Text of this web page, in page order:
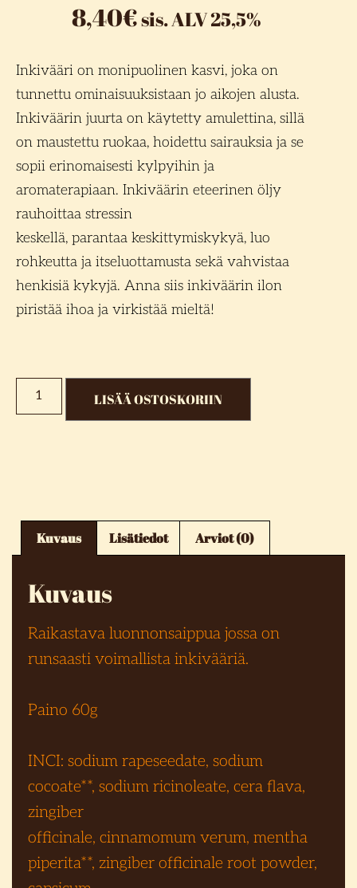
8,40€sis. ALV 25,5%
Inkivääri on monipuolinen kasvi, joka on
tunnettu ominaisuuksistaan jo aikojen alusta.
Inkiväärin juurta on käytetty amulettina, sillä
on maustettu ruokaa, hoidettu sairauksia ja se
sopii erinomaisesti kylpyihin ja
aromaterapiaan. Inkiväärin eteerinen öljy
rauhoittaa stressin
keskellä, parantaa keskittymiskykyä, luo
rohkeutta ja itseluottamusta sekä vahvistaa
henkisiä kykyjä. Anna siis inkiväärin ilon
piristää ihoa ja virkistää mieltä!
LISÄÄ OSTOSKORIIN
Kuvaus Lisätiedot Arviot (0)
Kuvaus
Raikastava luonnonsaippua jossa on
runsaasti voimallista inkivääriä.
Paino 60g
INCI: sodium rapeseedate, sodium
cocoate**, sodium ricinoleate, cera flava,
zingiber
officinale, cinnamomum verum, mentha
piperita**, zingiber officinale root powder,